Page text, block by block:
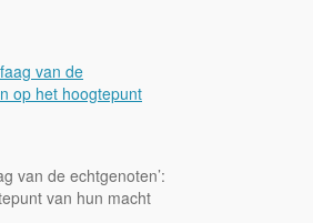
van de echtgenoten’:
van hun macht